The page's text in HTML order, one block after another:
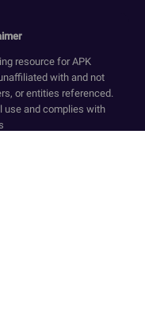
resource for APK
with and not
or entities referenced.
use and complies with